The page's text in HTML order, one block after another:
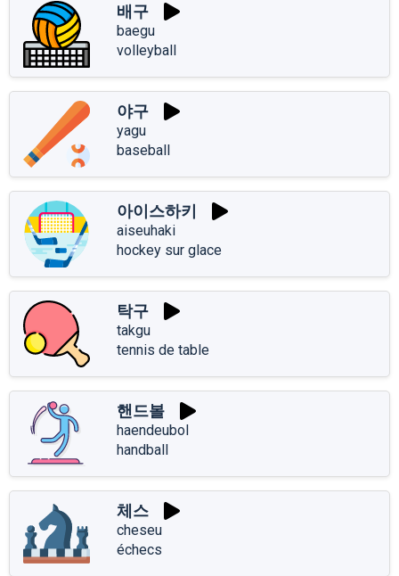
배구
baegu
volleyball
야구
yagu
baseball
아이스하키
aiseuhaki
hockey sur glace
탁구
takgu
tennis de table
핸드볼
haendeubol
handball
체스
cheseu
échecs